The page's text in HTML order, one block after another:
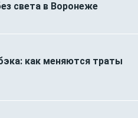
света в Воронеже
как меняются траты